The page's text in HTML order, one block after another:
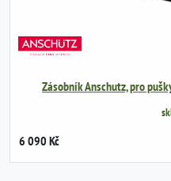
Zásobník Anschutz, pro
6 090 Kč